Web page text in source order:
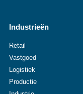
Industrieën
Retail
Vastgoed
Logistiek
Productie